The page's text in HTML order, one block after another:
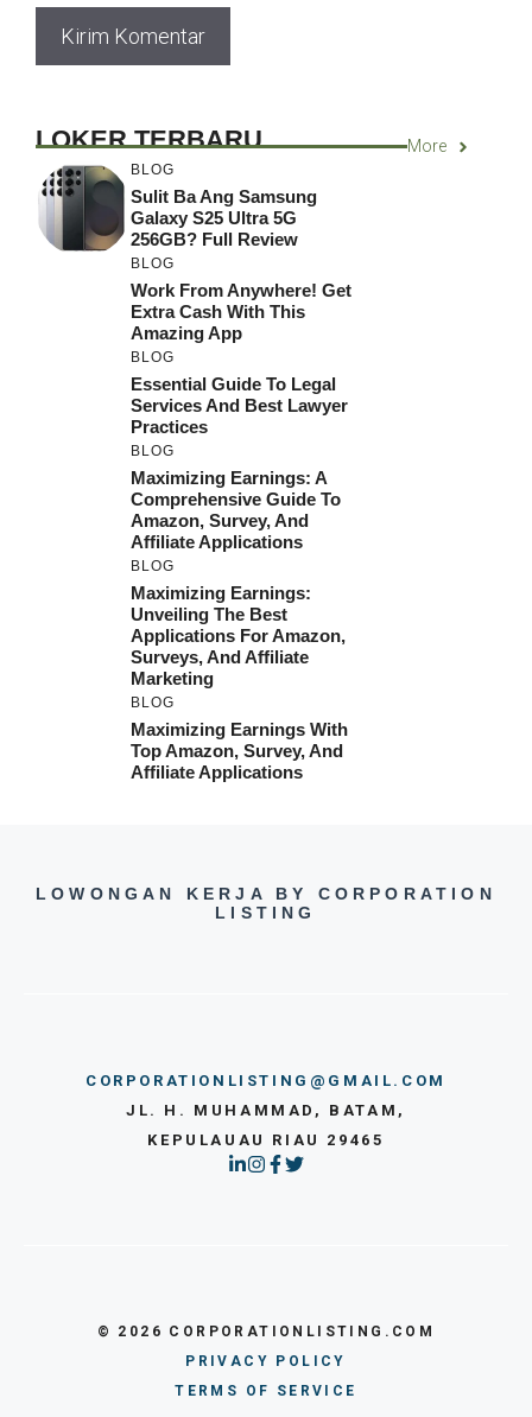
LOKER TERBARU More
BLOG
Sulit Ba Ang Samsung
Galaxy S25 Ultra 5G
256GB? Full Review
BLOG
Work From Anywhere! Get
Extra Cash With This
Amazing App
BLOG
Essential Guide To Legal
Services And Best Lawyer
Practices
BLOG
Maximizing Earnings: A
Comprehensive Guide To
Amazon, Survey, And
Affiliate Applications
BLOG
Maximizing Earnings:
Unveiling The Best
Applications For Amazon,
Surveys, And Affiliate
Marketing
BLOG
Maximizing Earnings With
Top Amazon, Survey, And
Affiliate Applications
LOWONGAN KERJA BY CORPORATION
LISTING
CORPORATIONLISTING@GMAIL.COM
JL. H. MUHAMMAD, BATAM,
KEPULAUAU RIAU 29465
© 2026 CORPORATIONLISTING.COM
PRIVACY POLICY
TERMS OF SERVICE